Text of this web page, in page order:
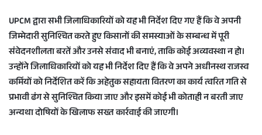
UPCM द्वारा सभी जिलाधिकारियों को यह भी निर्देश दिए गए हैं कि वे अपनी
जिम्मेदारी सुनिश्चित करते हुए किसानों की समस्याओं के सम्बन्ध में पूरी
संवेदनशीलता बरतें और उनसे संवाद भी बनाएं, ताकि कोई अव्यवस्था न हो।
उन्होंने जिलाधिकारियों को यह भी निर्देश दिए हैं कि वे अपने अधीनस्थ राजस्व
कर्मियों को निर्देशित करें कि अहेतुक सहायता वितरण का कार्य त्वरित गति से
प्रभावी ढंग से सुनिश्चित किया जाए और इसमें कोई भी कोताही न बरती जाए
अन्यथा दोषियों के खिलाफ सख्त कार्रवाई की जाएगी।